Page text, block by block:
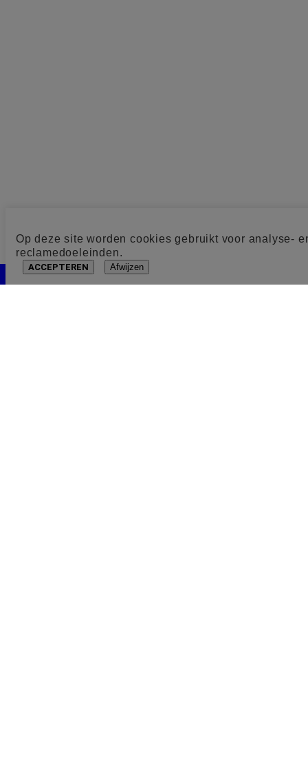
Op deze site worden cookies gebruikt voor analyse-
reclamedoeleinden.
ACCEPTEREN Afwijzen
Cookie toestemming